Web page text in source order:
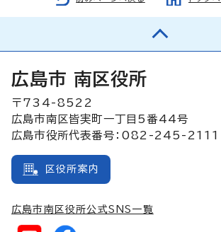
広島市 南区役所
〒734-8522
広島市南区皆実町一丁目5番44号
広島市役所代表番号：082-245-2111
区役所案内
広島市南区役所公式SNS一覧